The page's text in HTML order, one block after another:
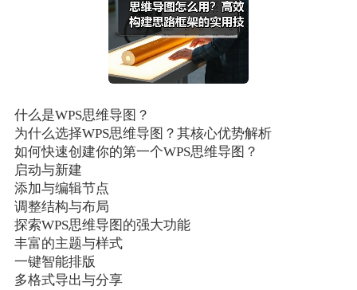
什么是WPS思维导图？
为什么选择WPS思维导图？其核心优势解析
如何快速创建你的第一个WPS思维导图？
启动与新建
添加与编辑节点
调整结构与布局
探索WPS思维导图的强大功能
丰富的主题与样式
一键智能排版
多格式导出与分享